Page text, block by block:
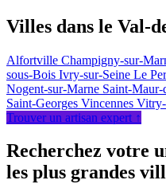
Villes dans le Val-
Alfortville Champigny-sur-
sous-Bois Ivry-sur-Seine Le
Nogent-sur-Marne Saint-Maur-
Saint-Georges Vincennes
Trouver un artisan expert ↑
Recherchez votre
les plus grandes